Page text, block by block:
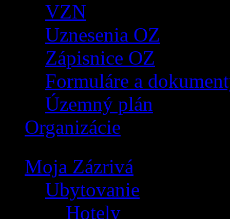
VZN
Uznesenia OZ
Zápisnice OZ
Formuláre a
Územný plán
Organizácie
Moja Zázrivá
Ubytovanie
Hotely